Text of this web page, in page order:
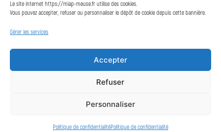
Le site internet https://miap-meuse.fr utilise des cookies.
Vous pouvez accepter, refuser ou personnaliser le dépôt de cookie depuis cette bannière.
Gérer les services
Accepter
Refuser
Personnaliser
Politique de confidentialitéPolitique de confidentialité
devoir/